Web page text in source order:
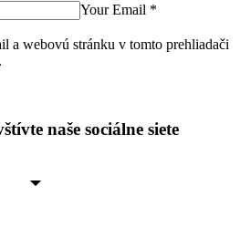
Your Email *
a webovú stránku v tomto prehliadači
naše sociálne siete